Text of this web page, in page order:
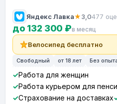
Яндекс Лавка★3,0477
до 132 300 ₽в месяц
Велосипед бесплатно
Свободный от 18 лет Без
Работа для женщин
Работа курьером для
Страхование на доставках